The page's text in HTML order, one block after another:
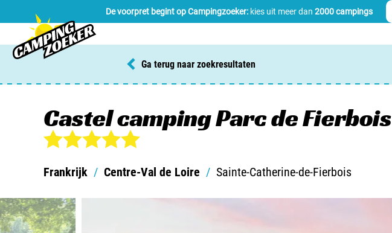
De voorpret begint op Campingzoeker: kies uit meer dan 2000 campings
Ga terug naar zoekresultaten
Castel camping Parc de Fierbois
Frankrijk / Centre-Val de Loire / Sainte-Catherine-de-Fierbois